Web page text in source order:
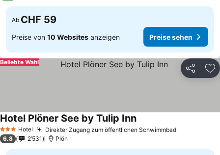
Ab CHF 59
Preise von 10 Websites anzeigen Preise sehen
Teilen
Beliebte Wahl
3 SterneHotel Direkter Zugang zum öffentlichen Schwimmbad
Hotel Plöner See by Tulip Inn
6.8 2’531 Plön